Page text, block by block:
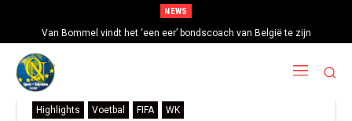
NEWS
Van Bommel vindt het ‘een eer’ bondscoach van België te zijn
Highlights Voetbal FIFA WK